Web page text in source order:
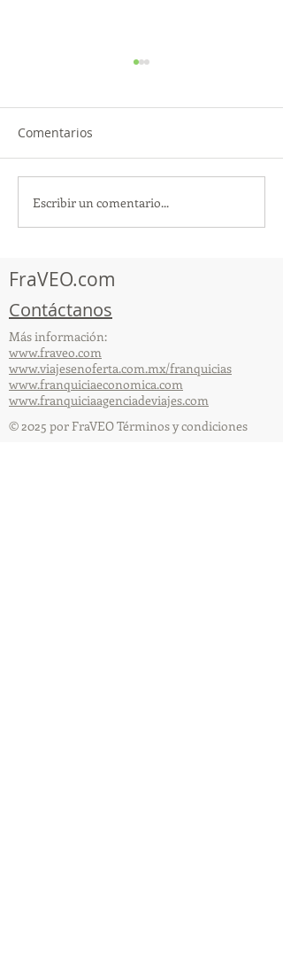
TourTravelynByFraveo
participó en la
Comentarios
Escribir un comentario...
FraVEO.com
Contáctanos
Más información:
www.fraveo.com
www.viajesenoferta.com.mx/franquicias
www.franquiciaeconomica.com
www.franquiciaagenciadeviajes.com
© 2025 por FraVEO Términos y condiciones